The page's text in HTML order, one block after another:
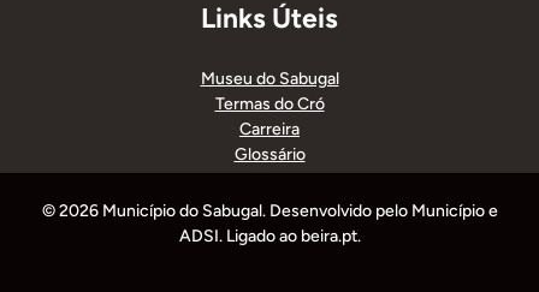
Links Úteis
Museu do Sabugal
Termas do Cró
Carreira
Glossário
© 2026 Município do Sabugal. Desenvolvido pelo Município e
ADSI. Ligado ao beira.pt.